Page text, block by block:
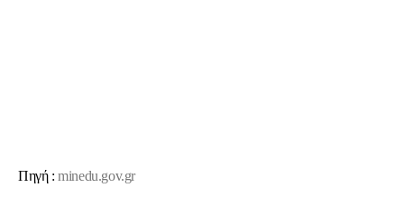
Πηγή :minedu.gov.gr